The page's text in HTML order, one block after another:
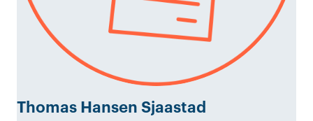
Thomas Hansen Sjaastad